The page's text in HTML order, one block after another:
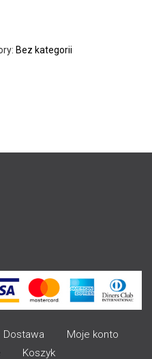
Bez kategorii
Dostawa
Moje konto
Koszyk